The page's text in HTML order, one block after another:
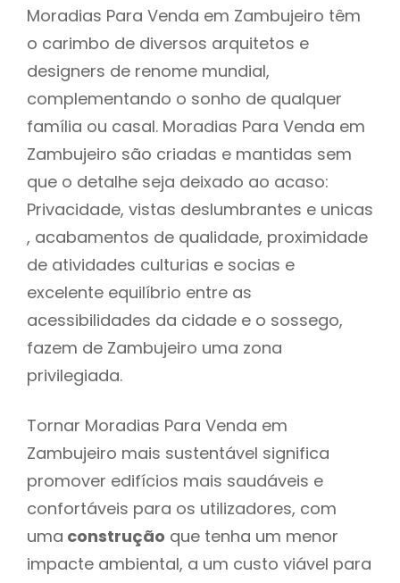
Moradias Para Venda em Zambujeiro têm
o carimbo de diversos arquitetos e
designers de renome mundial,
complementando o sonho de qualquer
família ou casal. Moradias Para Venda em
Zambujeiro são criadas e mantidas sem
que o detalhe seja deixado ao acaso:
Privacidade, vistas deslumbrantes e unicas
, acabamentos de qualidade, proximidade
de atividades culturias e socias e
excelente equilíbrio entre as
acessibilidades da cidade e o sossego,
fazem de Zambujeiro uma zona
privilegiada.
Tornar Moradias Para Venda em
Zambujeiro mais sustentável significa
promover edifícios mais saudáveis e
confortáveis para os utilizadores, com
uma construção que tenha um menor
impacte ambiental, a um custo viável para